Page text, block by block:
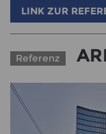
LINK ZUR
Referenz